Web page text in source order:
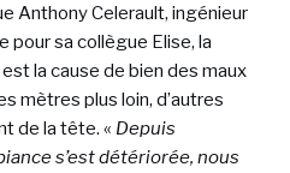
Anthony Celerault, ingénieur
pour sa collègue Elise, la
la cause de bien des maux
mètres plus loin, d’autres
de la tête. « Depuis
s’est détériorée, nous